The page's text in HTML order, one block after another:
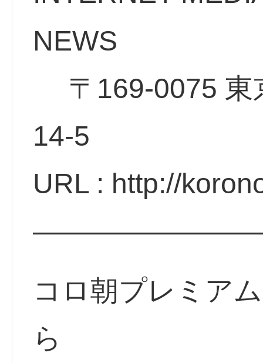
〒169-0075 東
14-5
URL : http://
コロ朝プレミア
ら